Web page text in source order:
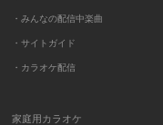
・みんなの配信中楽曲
・サイトガイド
・カラオケ配信
家庭用カラオケ